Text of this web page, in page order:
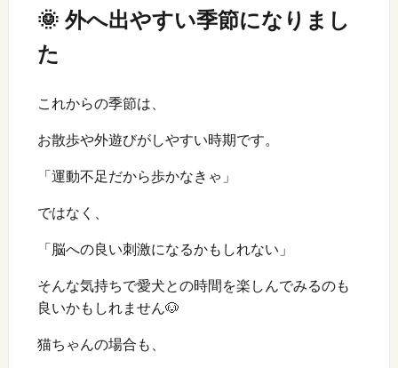
🌞 外へ出やすい季節になりまし
た
これからの季節は、
お散歩や外遊びがしやすい時期です。
「運動不足だから歩かなきゃ」
ではなく、
「脳への良い刺激になるかもしれない」
そんな気持ちで愛犬との時間を楽しんでみるのも
良いかもしれません🐶
猫ちゃんの場合も、